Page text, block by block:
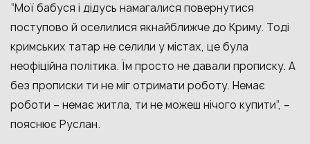
“Мої бабуся і дідусь намагалися повернутися
поступово й оселилися якнайближче до Криму. Тоді
кримських татар не селили у містах, це була
неофіційна політика. Їм просто не давали прописку. А
без прописки ти не міг отримати роботу. Немає
роботи – немає житла, ти не можеш нічого купити”, –
пояснює Руслан.